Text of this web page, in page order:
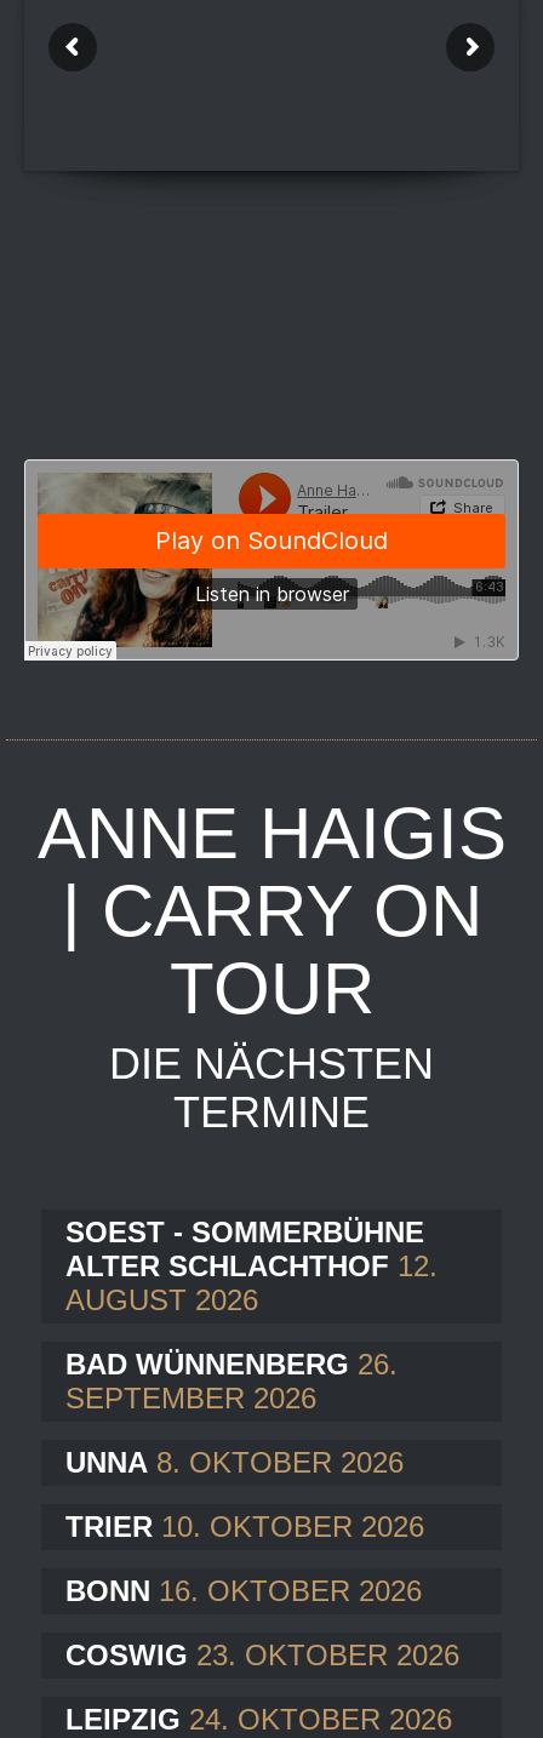
ANNE HAIGIS
| CARRY ON
TOUR
DIE NÄCHSTEN
TERMINE
SOEST - SOMMERBÜHNE
ALTER SCHLACHTHOF 12.
AUGUST 2026
BAD WÜNNENBERG 26.
SEPTEMBER 2026
UNNA 8. OKTOBER 2026
TRIER 10. OKTOBER 2026
BONN 16. OKTOBER 2026
COSWIG 23. OKTOBER 2026
LEIPZIG 24. OKTOBER 2026